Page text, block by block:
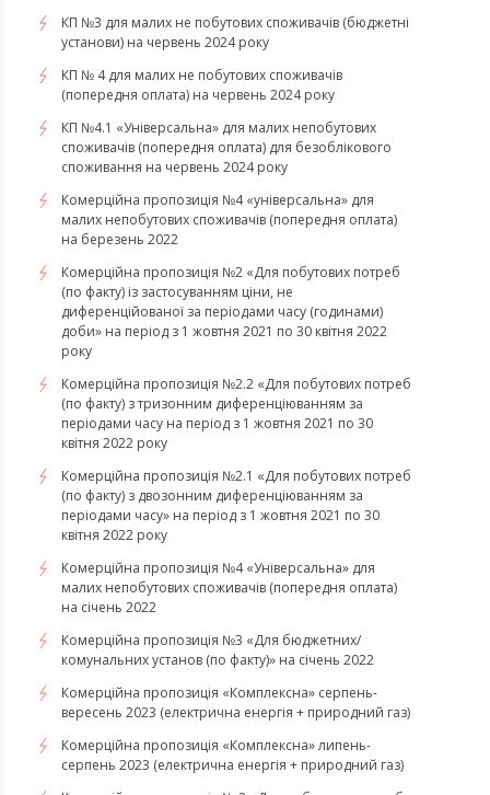
КП №3 для малих не побутових споживачів (бюджетні
установи) на червень 2024 року
КП № 4 для малих не побутових споживачів
(попередня оплата) на червень 2024 року
КП №4.1 «Універсальна» для малих непобутових
споживачів (попередня оплата) для безоблікового
споживання на червень 2024 року
​​​​​​​Комерційна пропозиція №4 «універсальна» для
малих непобутових споживачів (попередня оплата)
на березень 2022
Комерційна пропозиція №2 «Для побутових потреб
(по факту) із застосуванням ціни, не
диференційованої за періодами часу (годинами)
доби» на період з 1 жовтня 2021 по 30 квітня 2022
року
Комерційна пропозиція №2.2 «Для побутових потреб
(по факту) з тризонним диференціюванням за
періодами часу на період з 1 жовтня 2021 по 30
квітня 2022 року
Комерційна пропозиція №2.1 «Для побутових потреб
(по факту) з двозонним диференціюванням за
періодами часу» на період з 1 жовтня 2021 по 30
квітня 2022 року
Комерційна пропозиція №4 «Універсальна» для
малих непобутових споживачів (попередня оплата)
на січень 2022
Комерційна пропозиція №3 «Для бюджетних/
комунальних установ (по факту)» на січень 2022
​​​​​​​Комерційна пропозиція «Комплексна» серпень-
вересень 2023 (електрична енергія + природний газ)
​​​​​​​Комерційна пропозиція «Комплексна» липень-
серпень 2023 (електрична енергія + природний газ)